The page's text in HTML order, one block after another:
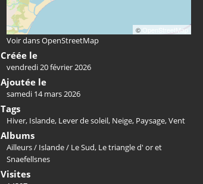
© OpenStreetMap
Voir dans OpenStreetMap
Créée le
vendredi 20 février 2026
Ajoutée le
samedi 14 mars 2026
Tags
Hiver, Islande, Lever de soleil, Neige, Paysage,Vent
Albums
Ailleurs/ Islande/ Le Sud, Le triangle d' or et
Snaefellsnes
Visites